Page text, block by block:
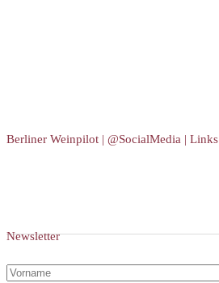
Berliner Weinpilot | @SocialMedia | Links
Newsletter